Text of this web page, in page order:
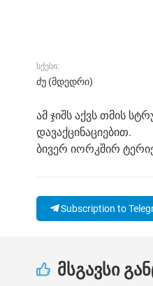
სქესი:
ძუ (მდედრი)
ამ ჯიშს აქვს თმის
დავაქცინაციებით.
ბივერ იორკშირ
Subscription to
მსგავსი